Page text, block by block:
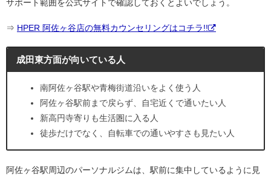
サポート範囲を公式サイトで確認しておくとよいでしょう。
⇒ HPER 阿佐ヶ谷店の無料カウンセリングはコチラ!!
成田東方面が向いている人
南阿佐ヶ谷駅や青梅街道沿いをよく使う人
阿佐ヶ谷駅前まで戻らず、自宅近くで通いたい人
新高円寺寄りも生活圏に入る人
徒歩だけでなく、自転車での通いやすさも見たい人
阿佐ヶ谷駅周辺のパーソナルジムは、駅前に集中しているように見